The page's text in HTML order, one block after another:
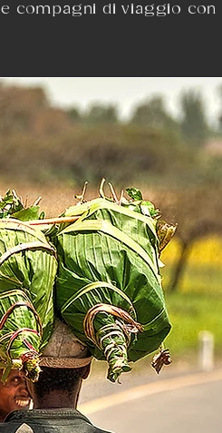
compagni di viaggio